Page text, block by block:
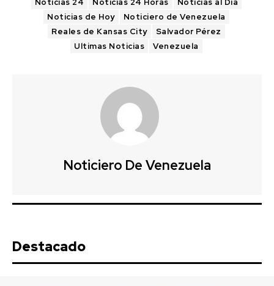
Noticias de Hoy
Noticiero de Venezuela
Reales de Kansas City
Salvador Pérez
Ultimas Noticias
Venezuela
Noticiero De Venezuela
Destacado